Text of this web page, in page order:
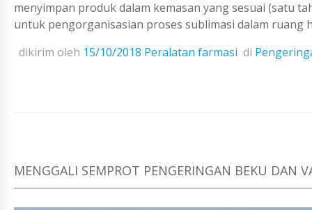
menyimpan produk dalam kemasan yang sesuai (satu
untuk pengorganisasian proses sublimasi dalam ruang
dikirim oleh 15/10/2018 Peralatan farmasi di
MENGGALI SEMPROT PENGERINGAN BEKU DAN